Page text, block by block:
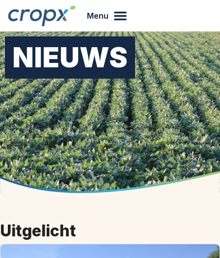
Menu
NIEUWS
Uitgelicht